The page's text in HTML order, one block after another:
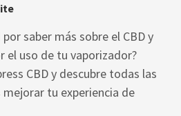
saber más sobre el CBD y
el uso de tu vaporizador?
CBD y descubre todas las
tu experiencia de